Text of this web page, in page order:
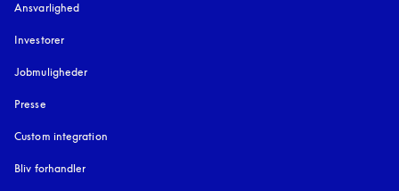
Ansvarlighed
Investorer
Jobmuligheder
Presse
Custom integration
Bliv forhandler